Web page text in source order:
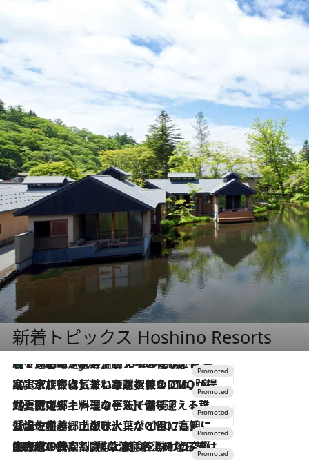
新着トピックス Hoshino Resorts
5 Hours Ago
【トンボの足水浴】ヒノキの香りに包まれて涼感マックス！約13℃の湧水かけ流しを避暑地「星野温泉 トンボの湯」で体験
2026.7.31
【ホテル帰省】という選択肢をOMOが提案。家族とほどよい距離を保つには「昼は実家、夜は気兼ねなくホテルで！」
2026.7.24
【夏限定ディナーコース】旬を迎える稚鮎や花ズッキーニなどをイタリア・トスカーナの郷土料理の手法で満喫！
2026.7.17
「土佐和ハーブかき氷」がOMO7高知に登場！生姜、山椒、大葉など目にも舌にも涼を呼ぶ郷土の味
2026.7.10
NEW OPEN！【界 草津】名湯の地に誕生。趣の異なる2種の温泉と上州ならではの会席・蕎麦割烹など美食を味わう究極の癒やし旅